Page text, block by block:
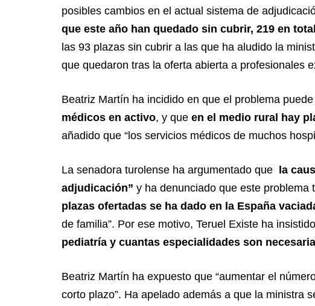
posibles cambios en el actual sistema de
que este año han quedado sin cubrir, 219 en
las 93 plazas sin cubrir a las que ha aludido la
que quedaron tras la oferta abierta a profesionales
Beatriz Martín ha incidido en que el problema
médicos en activo, y que en el medio rural hay
añadido que “los servicios médicos de muchos
La senadora turolense ha argumentado que
la
adjudicación” y ha denunciado que este problema
plazas ofertadas se ha dado en la España
de familia”. Por ese motivo, Teruel Existe ha
pediatría y cuantas especialidades son
Beatriz Martín ha expuesto que “aumentar el
corto plazo”. Ha apelado además a que la ministra